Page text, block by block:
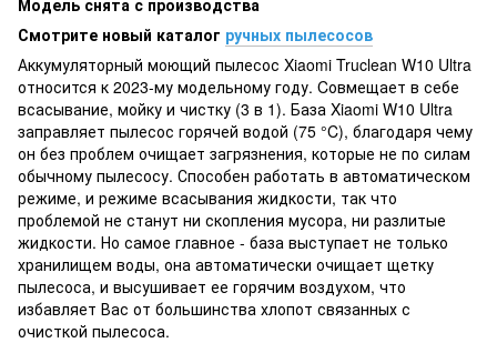
Смотрите новый каталог ручных пылесосов
Аккумуляторный моющий пылесос Xiaomi Truclean W10 Ultra
относится к 2023-му модельному году. Cовмещает в себе
всасывание, мойку и чистку (3 в 1). База Xiaomi W10 Ultra
заправляет пылесос горячей водой (75 °C), благодаря чему
он без проблем очищает загрязнения, которые не по силам
обычному пылесосу. Способен работать в автоматическом
режиме, и режиме всасывания жидкости, так что
проблемой не станут ни скопления мусора, ни разлитые
жидкости. Но самое главное - база выступает не только
хранилищем воды, она автоматически очищает щетку
пылесоса, и высушивает ее горячим воздухом, что
избавляет Вас от большинства хлопот связанных с
очисткой пылесоса.